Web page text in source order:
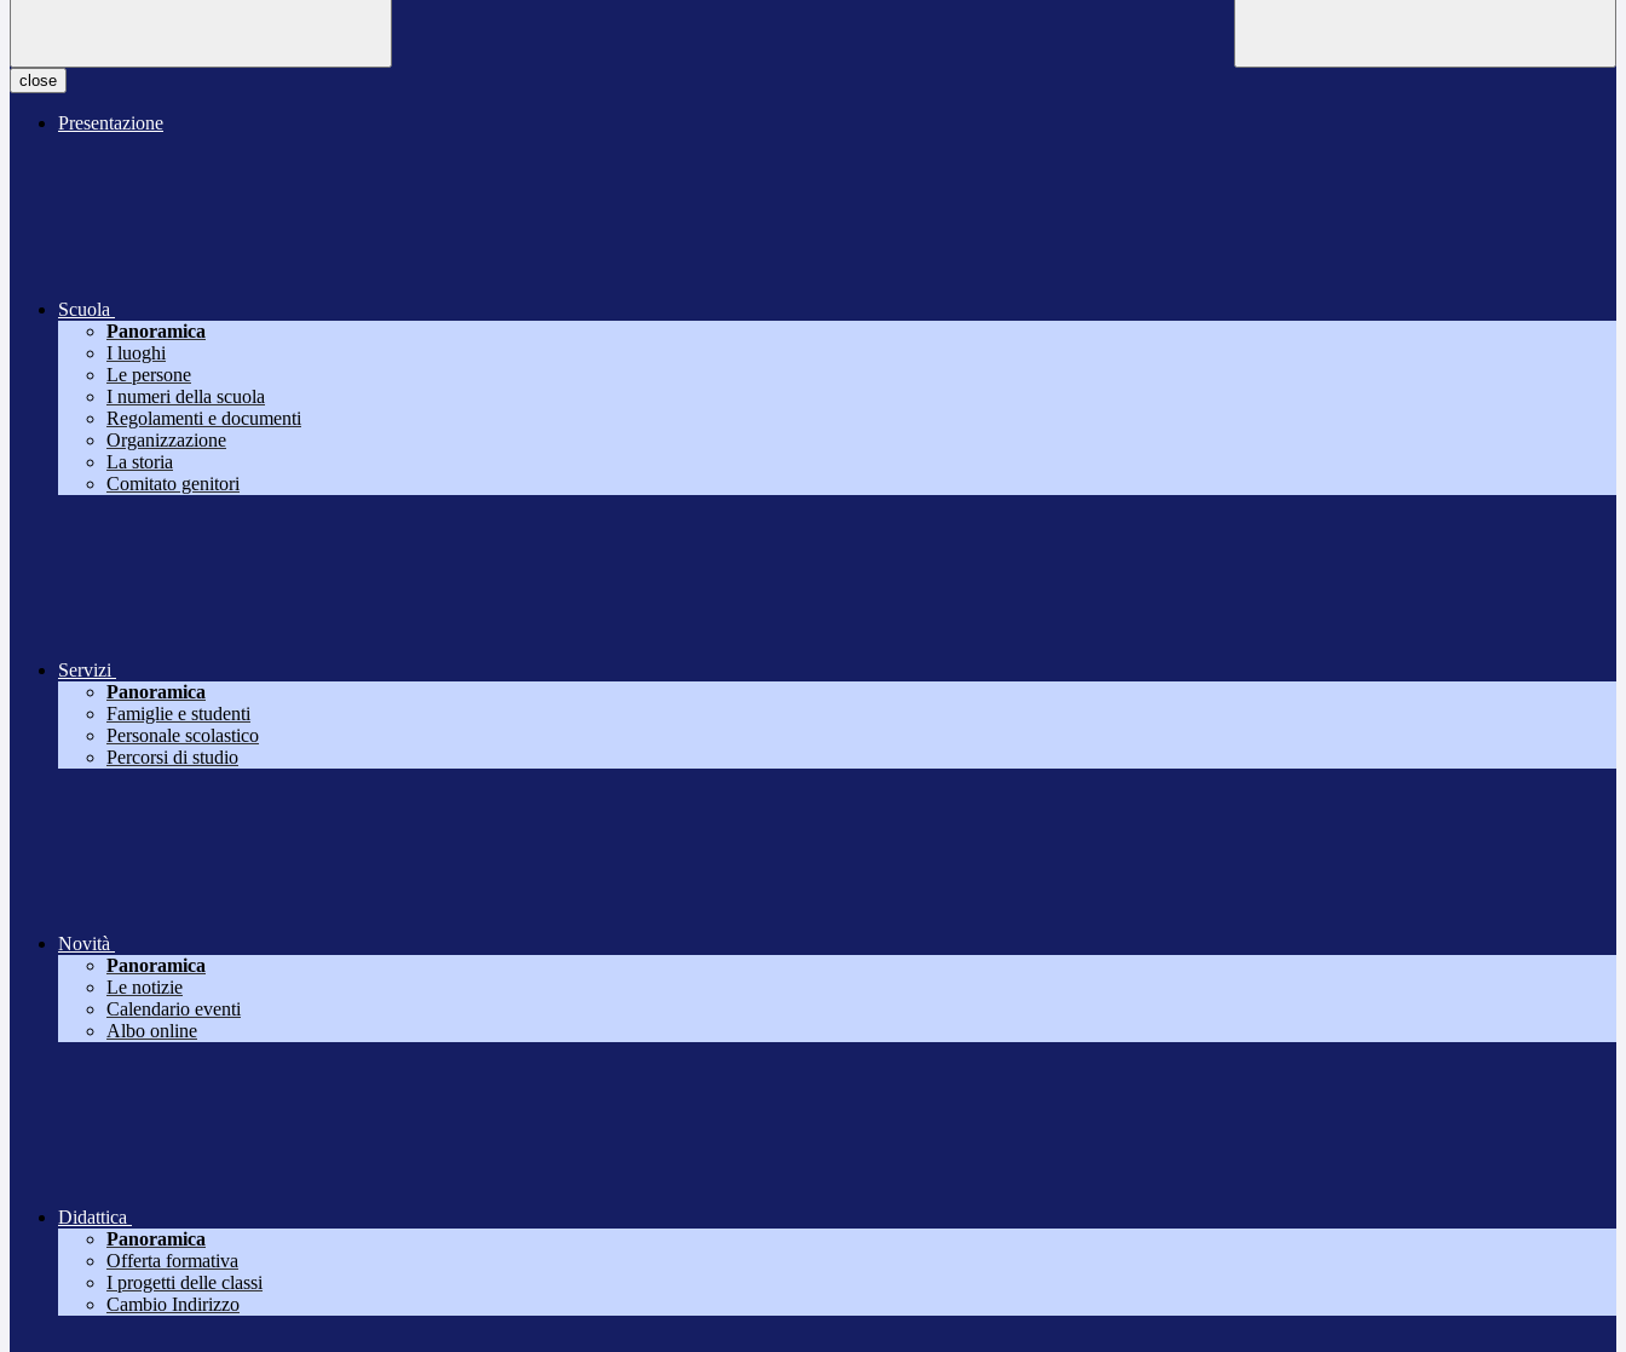
close
Presentazione
Scuola
Panoramica
I luoghi
Le persone
I numeri della scuola
Regolamenti e documenti
Organizzazione
La storia
Comitato genitori
Servizi
Panoramica
Famiglie e studenti
Personale scolastico
Percorsi di studio
Novità
Panoramica
Le notizie
Calendario eventi
Albo online
Didattica
Panoramica
Offerta formativa
I progetti delle classi
Cambio Indirizzo